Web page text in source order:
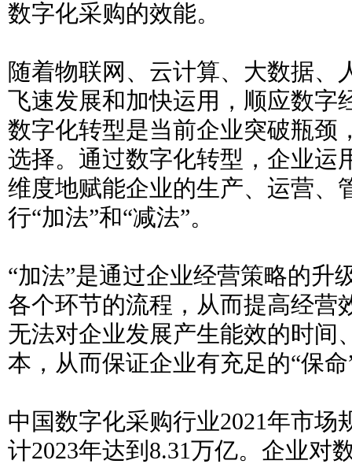
数字化采购的效能。
随着物联网、云计算、大数据、
飞速发展和加快运用，顺应数字
数字化转型是当前企业突破瓶颈
选择。通过数字化转型，企业运
维度地赋能企业的生产、运营、
行“加法”和“减法”。
“加法”是通过企业经营策略的升
各个环节的流程，从而提高经营
无法对企业发展产生能效的时间
本，从而保证企业有充足的“保
中国数字化采购行业2021年市场
计2023年达到8.31万亿。企业对